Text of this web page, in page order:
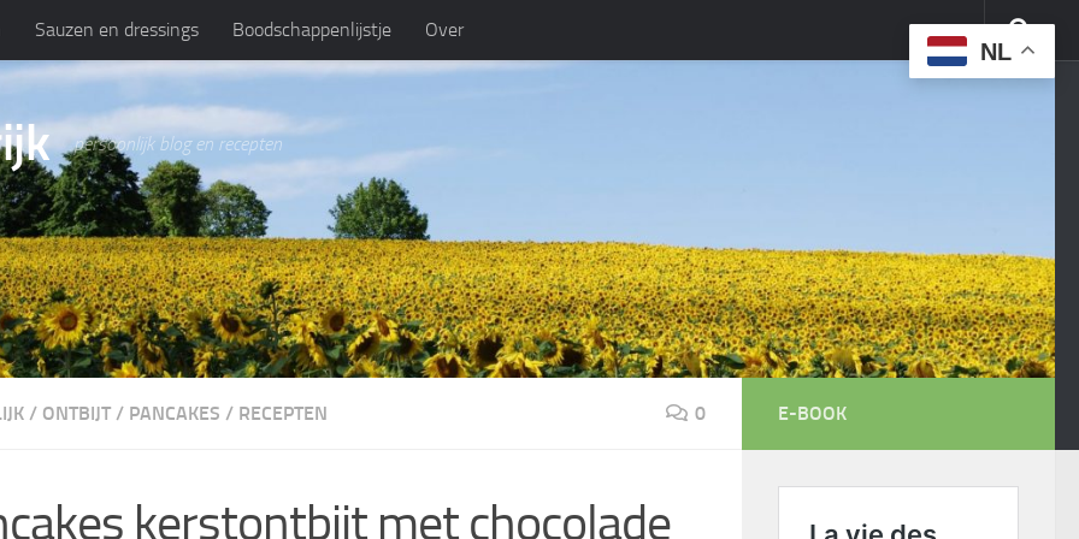
Sauzen en dressings Boodschappenlijstje Over
persoonlijk blog en recepten
/ ONTBIJT / PANCAKES / RECEPTEN 0
kerstontbijt met chocolade
E-BOOK
NL